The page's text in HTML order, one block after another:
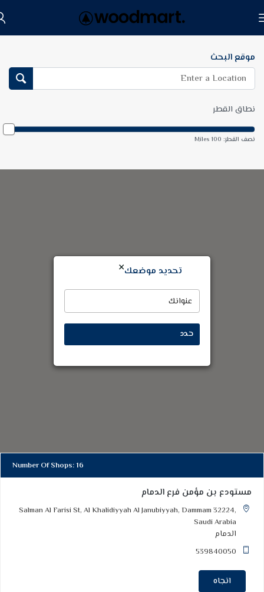
موقع البحث
نطاق القطر
نصف القطر: 100
Miles
Number Of Shops:16
مستودع بن مؤمن فرع الدمام
Salman Al Farisi St, Al Khalidiyyah Al Janubiyyah, Dammam 32224,
Saudi Arabia
الدمام
539840050
اتجاه
تحديد موضعك×
حدد